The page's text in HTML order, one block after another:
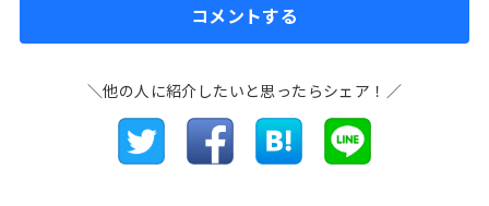
コメントする
＼他の人に紹介したいと思ったらシェア！／